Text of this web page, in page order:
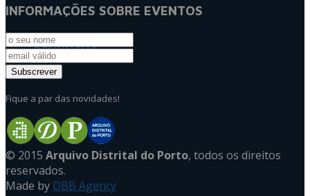
DENÚNCIAS
INFORMAÇÕES SOBRE EVENTOS
Fique a par das novidades!
© 2015 Arquivo Distrital do Porto, todos os direitos
reservados.
Made by DBB Agency